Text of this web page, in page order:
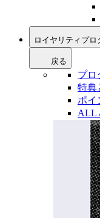
ロイヤリティプロ
戻る
プロ
特典
ポイ
ALL